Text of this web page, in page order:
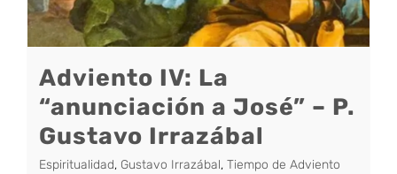
Adviento IV: La
“anunciación a José” – P.
Gustavo Irrazábal
Espiritualidad, Gustavo Irrazábal, Tiempo de Adviento